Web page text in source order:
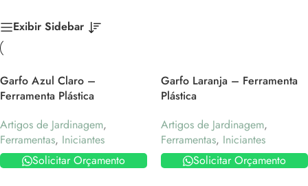
Exibir Sidebar
Garfo Azul Claro –
Ferramenta Plástica
Artigos de Jardinagem,
Ferramentas, Iniciantes
Solicitar Orçamento
Garfo Laranja – Ferramenta
Plástica
Artigos de Jardinagem,
Ferramentas, Iniciantes
Solicitar Orçamento